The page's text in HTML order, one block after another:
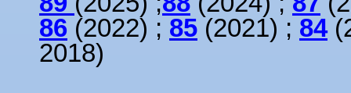
86 (2022) ; 85 (2021) ; 84
2018)